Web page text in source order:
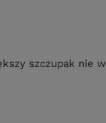
szczupak nie